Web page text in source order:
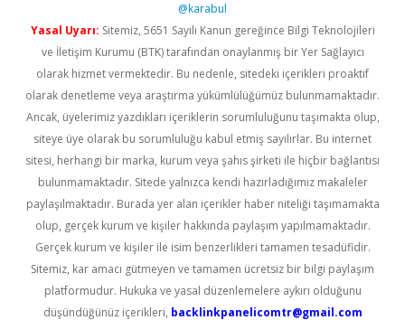
@karabul
Yasal Uyarı: Sitemiz, 5651 Sayılı Kanun gereğince Bilgi Teknolojileri
ve İletişim Kurumu (BTK) tarafından onaylanmış bir Yer Sağlayıcı
olarak hizmet vermektedir. Bu nedenle, sitedeki içerikleri proaktif
olarak denetleme veya araştırma yükümlülüğümüz bulunmamaktadır.
Ancak, üyelerimiz yazdıkları içeriklerin sorumluluğunu taşımakta olup,
siteye üye olarak bu sorumluluğu kabul etmiş sayılırlar. Bu internet
sitesi, herhangi bir marka, kurum veya şahıs şirketi ile hiçbir bağlantısı
bulunmamaktadır. Sitede yalnızca kendi hazırladığımız makaleler
paylaşılmaktadır. Burada yer alan içerikler haber niteliği taşımamakta
olup, gerçek kurum ve kişiler hakkında paylaşım yapılmamaktadır.
Gerçek kurum ve kişiler ile isim benzerlikleri tamamen tesadüfidir.
Sitemiz, kar amacı gütmeyen ve tamamen ücretsiz bir bilgi paylaşım
platformudur. Hukuka ve yasal düzenlemelere aykırı olduğunu
düşündüğünüz içerikleri, backlinkpanelicomtr@gmail.com